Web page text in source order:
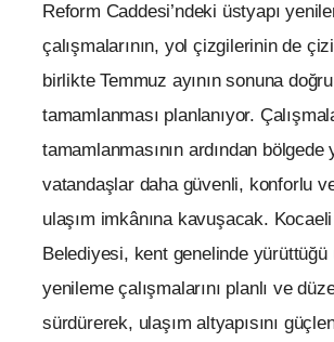
Reform Caddesi’ndeki üstyapı
çalışmalarının, yol çizgilerinin de
birlikte Temmuz ayının sonuna doğru
tamamlanması planlanıyor.
tamamlanmasının ardından bölgede
vatandaşlar daha güvenli, konforlu
ulaşım imkânına kavuşacak.
Belediyesi, kent genelinde yürüttüğü
yenileme çalışmalarını planlı ve
sürdürerek, ulaşım altyapısını